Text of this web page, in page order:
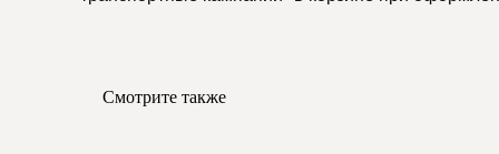
Смотрите также